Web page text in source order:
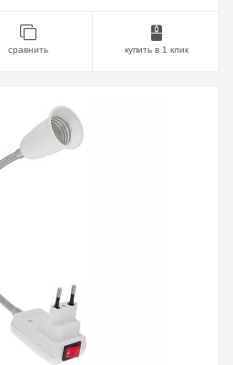
сравнить купить в 1 клик